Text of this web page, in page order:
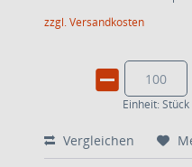
zzgl. Versandkosten
Einheit: Stück
Vergleichen